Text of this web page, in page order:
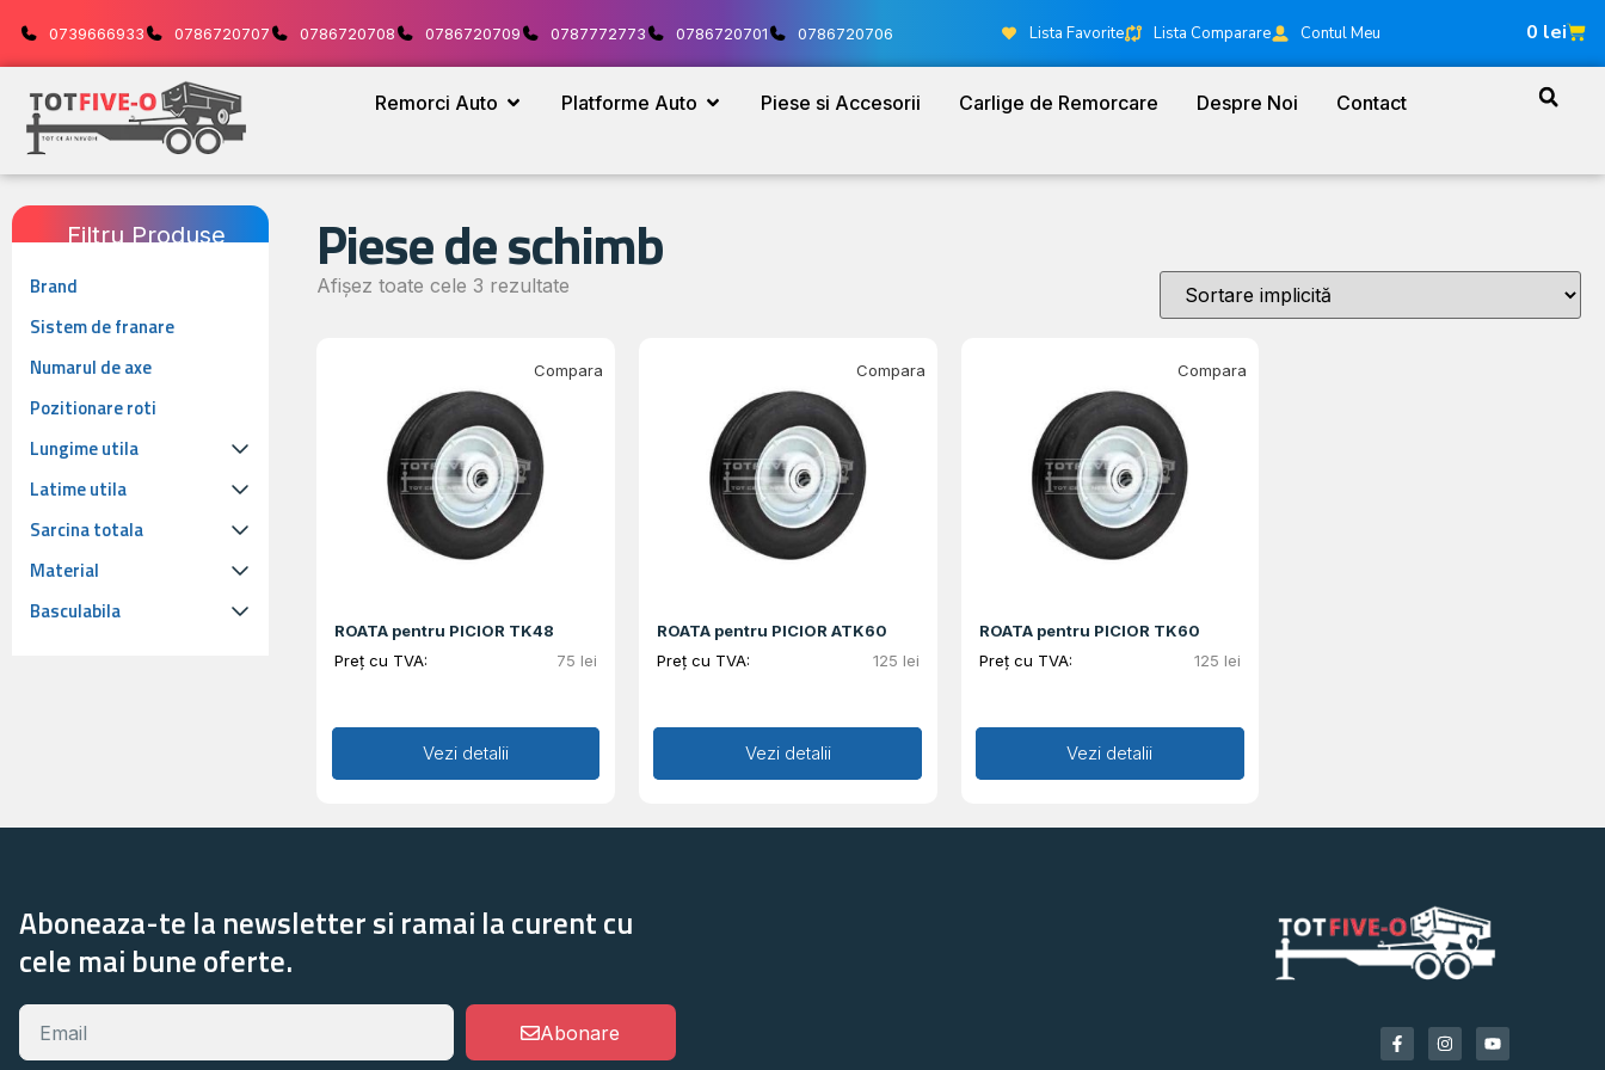
0739666933 0786720707 0786720708 0786720709 0787772773 0786720701 0786720706 Lista Favorite Lista Comparare Contul Meu 0 lei
Remorci Auto Platforme Auto Piese si Accesorii Carlige de Remorcare Despre Noi Contact
Filtru Produse
Brand
Sistem de franare
Numarul de axe
Pozitionare roti
Lungime utila
Latime utila
Sarcina totala
Material
Basculabila
Piese de schimb
Afișez toate cele 3 rezultate
ROATA pentru PICIOR TK48
Preț cu TVA:
75 lei
Adaugă în coș
Vezi detalii
Compara
ROATA pentru PICIOR ATK60
Preț cu TVA:
125 lei
Adaugă în coș
Vezi detalii
Compara
ROATA pentru PICIOR TK60
Preț cu TVA:
125 lei
Adaugă în coș
Vezi detalii
Compara
Aboneaza-te la newsletter si ramai la curent cu
cele mai bune oferte.
Abonare